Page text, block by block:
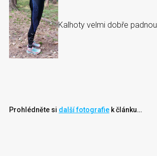
Kalhoty velmi dobře padnou
Prohlédněte si další fotografie k článku…